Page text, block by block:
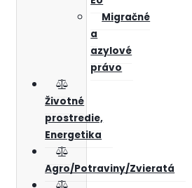
Migračné
a
azylové
právo
Životné
prostredie,
Energetika
Agro/Potraviny/Zvieratá